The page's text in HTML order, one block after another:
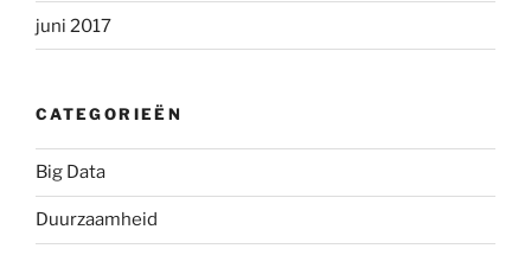
juni 2017
CATEGORIEËN
Big Data
Duurzaamheid